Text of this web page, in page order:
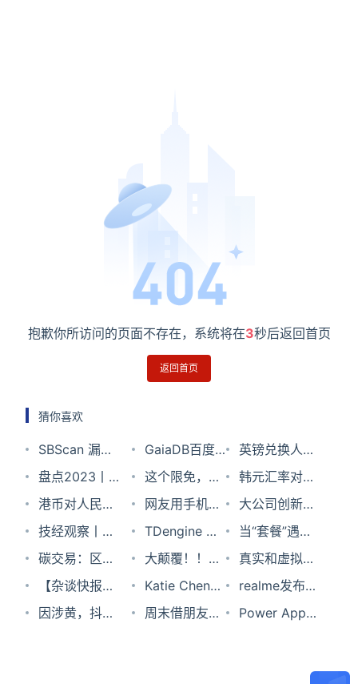
抱歉你所访问的页面不存在，系统将在3秒后返回首页
返回首页
猜你喜欢
SBScan 漏洞
检测工具
GaiaDB百度
自研云数据库
英镑兑换人民
币汇率2024
年2月20日
盘点2023丨
运营商以数智
赋能，打造业
绩增长第二曲
线
这个限免，不
领也罢
韩元汇率对人
民币2023年
10月5日
港币对人民币
汇率2023年5
月30日
网友用手机
3D扫描保存
房间被热议，
回忆终于能具
象化了
大公司创新情
报（11月24
日）：中国移
动互联网骨干
网抗DDoS攻
技经观察丨美
国先进计算政
策分析（之
三）——美国
TDengine 开
发者大会参会
指南已“打包”
完毕，等你来
当“套餐”遇上
“短视频”，成
功解救疫情下
的实体店？
碳交易：区块
链初试牛刀
大颠覆！！苹
果的主力产品
将不再是
真实和虚拟世
界彼此映射，
这家公司想把
【杂谈快报】
商汤：强烈反
Katie Chen：
拥抱多元与包
realme发布真
我GT，正式
因涉黄，抖音
周末借朋友
Power Apps
周十课完成低